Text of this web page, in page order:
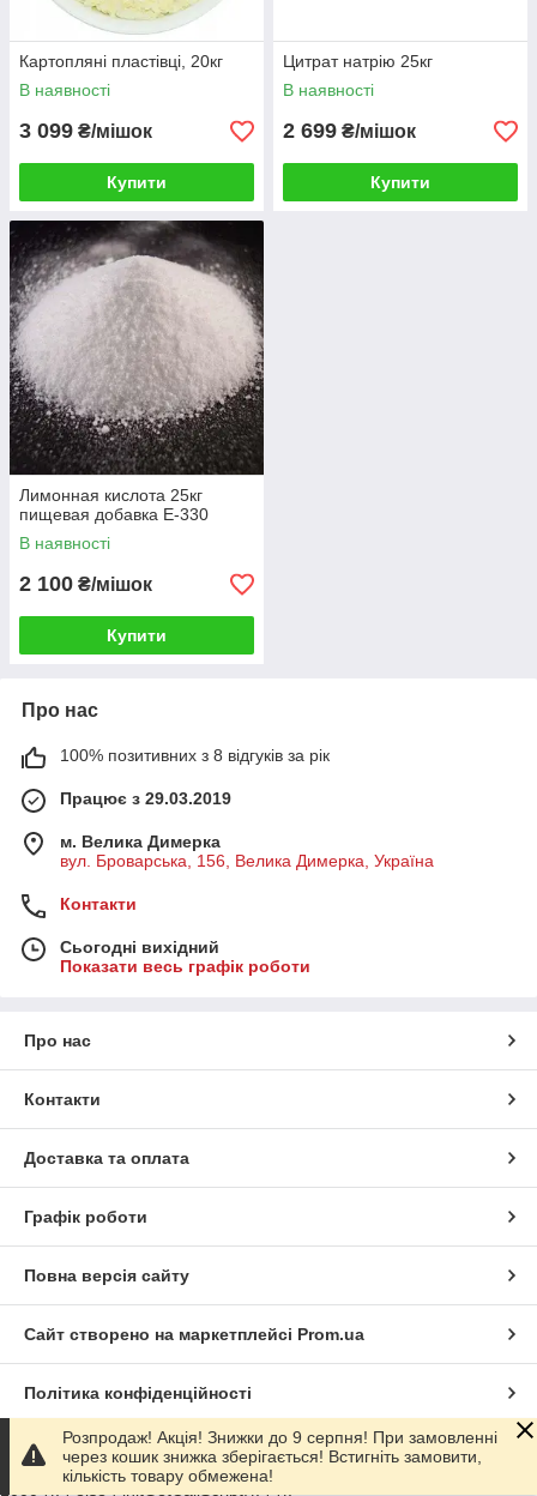
Картопляні пластівці, 20кг
В наявності
3 099 ₴/мішок
Купити
Цитрат натрію 25кг
В наявності
2 699 ₴/мішок
Купити
Лимонная кислота 25кг
пищевая добавка Е-330
В наявності
2 100 ₴/мішок
Купити
Про нас
100% позитивних з 8 відгуків за рік
Працює з 29.03.2019
м. Велика Димерка
вул. Броварська, 156, Велика Димерка, Україна
Контакти
Сьогодні вихідний
Показати весь графік роботи
Про нас
Контакти
Доставка та оплата
Графік роботи
Повна версія сайту
Сайт створено на маркетплейсі Prom.ua
Політика конфіденційності
Розпродаж! Акція! Знижки до 9 серпня! При замовленні
через кошик знижка зберігається! Встигніть замовити,
кількість товару обмежена!
.js'; document.body.appendChild(getCallScript); }
window.addEventListener('load', function() { if ('requestIdleCallback' in
window) { window.requestIdleCallback(initGetCallScript, { timeout:
1000 }); } else { initGetCallScript(); } });